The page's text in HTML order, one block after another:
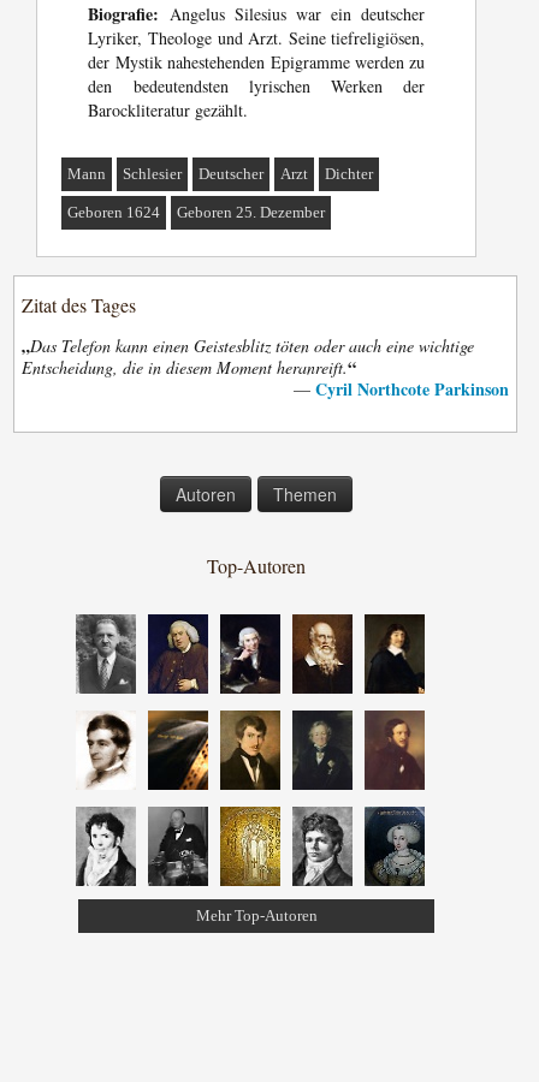
Biografie: Angelus Silesius war ein deutscher
Lyriker, Theologe und Arzt. Seine tiefreligiösen,
der Mystik nahestehenden Epigramme werden zu
den bedeutendsten lyrischen Werken der
Barockliteratur gezählt.
Mann Schlesier Deutscher Arzt Dichter
Geboren 1624 Geboren 25. Dezember
Zitat des Tages
„Das Telefon kann einen Geistesblitz töten oder auch eine wichtige
Entscheidung, die in diesem Moment heranreift.“
— Cyril Northcote Parkinson
Autoren Themen
Top-Autoren
Mehr Top-Autoren